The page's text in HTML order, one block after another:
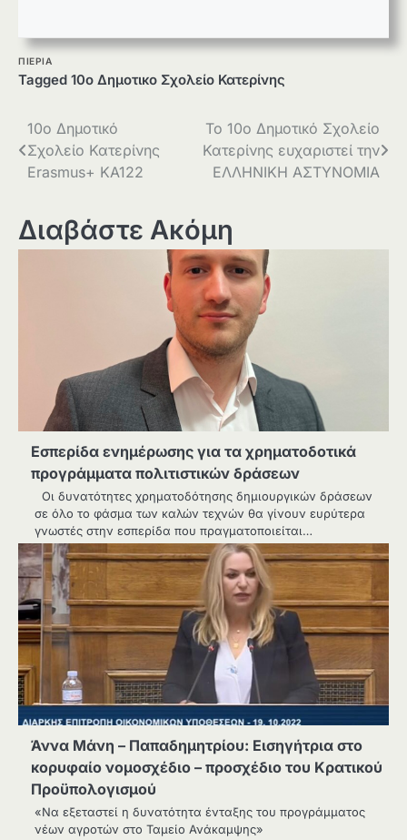
ΠΙΕΡΙΑ
Tagged 10ο Δημοτικο Σχολείο Κατερίνης
Πλοήγηση
άρθρων
10ο Δημοτικό
Σχολείο Κατερίνης
Erasmus+ KA122
Το 10ο Δημοτικό Σχολείο
Κατερίνης ευχαριστεί την
ΕΛΛΗΝΙΚΗ ΑΣΤΥΝΟΜΙΑ
Διαβάστε Ακόμη
Εσπερίδα ενημέρωσης για τα χρηματοδοτικά
προγράμματα πολιτιστικών δράσεων
Οι δυνατότητες χρηματοδότησης δημιουργικών δράσεων
σε όλο το φάσμα των καλών τεχνών θα γίνουν ευρύτερα
γνωστές στην εσπερίδα που πραγματοποιείται…
Άννα Μάνη – Παπαδημητρίου: Εισηγήτρια στο
κορυφαίο νομοσχέδιο – προσχέδιο του Κρατικού
Προϋπολογισμού
«Να εξεταστεί η δυνατότητα ένταξης του προγράμματος
νέων αγροτών στο Ταμείο Ανάκαμψης»